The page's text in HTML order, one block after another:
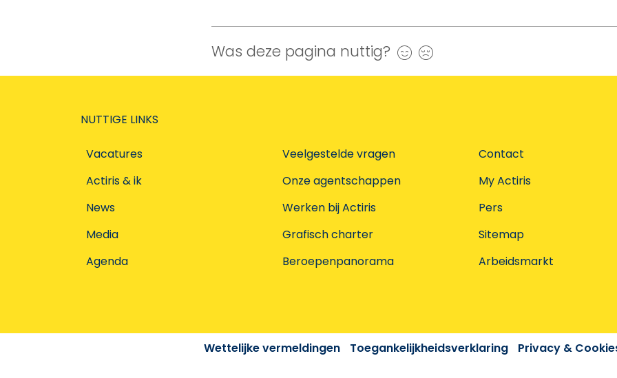
Was deze pagina nuttig? Ja
NUTTIGE LINKS
Vacatures
Actiris & ik
News
Media
Agenda
Veelgestelde vragen
Onze agentschappen
Werken bij Actiris
Grafisch charter
Beroepenpanorama
Contact
My Actiris
Pers
Sitemap
Arbeidsmarkt
Wettelijke vermeldingen Toegankelijkheidsverklaring Privacy &